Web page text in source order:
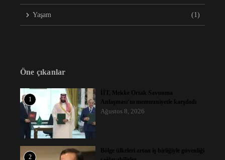
Yaşam (1)
Öne çıkanlar
1
İİT, Mekke Ortak Savunma
Anlaşması’nı memnuniyetle karşıladı
Ağustos 8, 2026
2
Bölge ülkeleri artan iş birliğiyle güvenliği